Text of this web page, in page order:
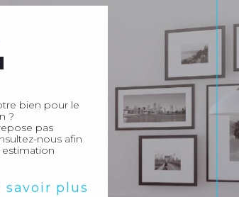
bien pour le
?
pas
nous afin
savoir plus